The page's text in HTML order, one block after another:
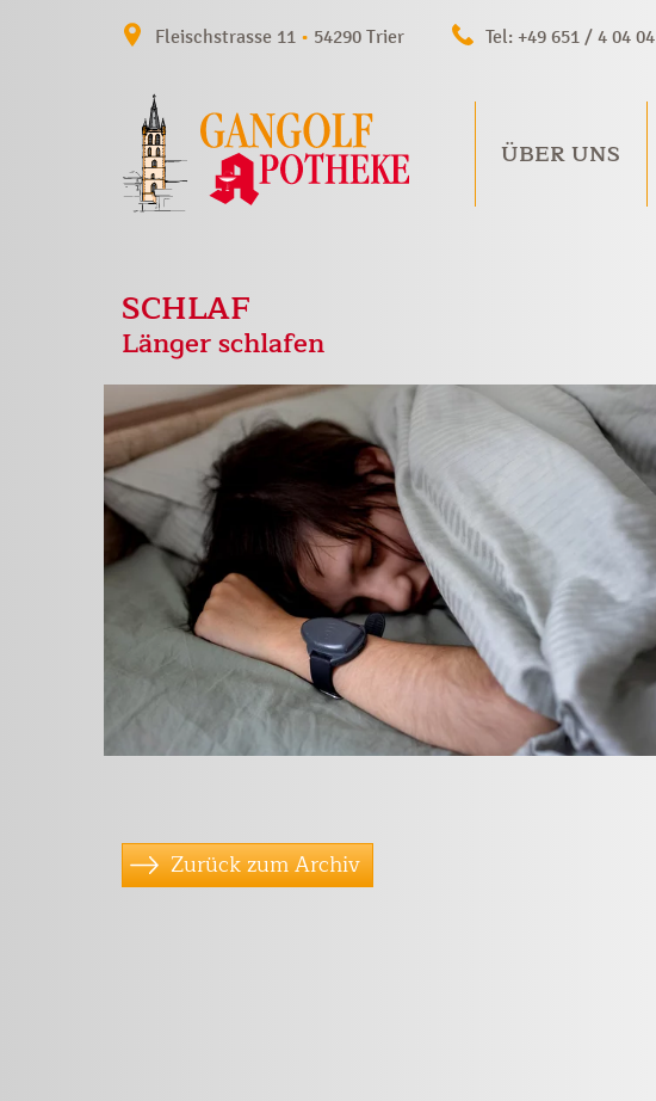
Fleischstrasse 11 • 54290 Trier Tel: +49 651 / 4 04 04
ÜBER UNS
SCHLAF
Länger schlafen
Zurück zum Archiv